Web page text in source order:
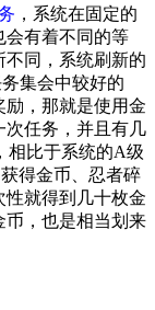
，系统在固定的
会有着不同的等
同，系统刷新的
集会中较好的
励，那就是使用金
次任务，并且有几
相比于系统的A级
得金币、忍者碎
性就得到几十枚金
币，也是相当划来